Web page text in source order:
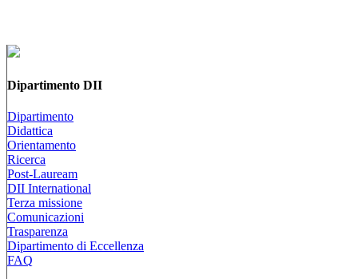
Dipartimento DII
Dipartimento
Didattica
Orientamento
Ricerca
Post-Lauream
DII International
Terza missione
Comunicazioni
Trasparenza
Dipartimento di Eccellenza
FAQ